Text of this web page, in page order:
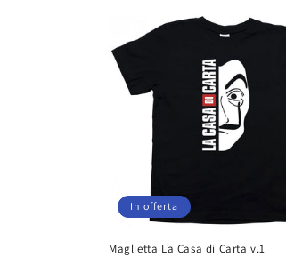
In offerta
Maglietta La Casa di Carta v.1